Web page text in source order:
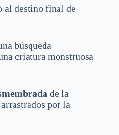
al destino final de
búsqueda
criatura monstruosa
de la
por la